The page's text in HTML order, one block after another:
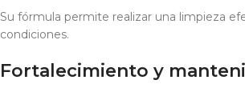
Su fórmula permite realizar una limpieza
condiciones.
Fortalecimiento y